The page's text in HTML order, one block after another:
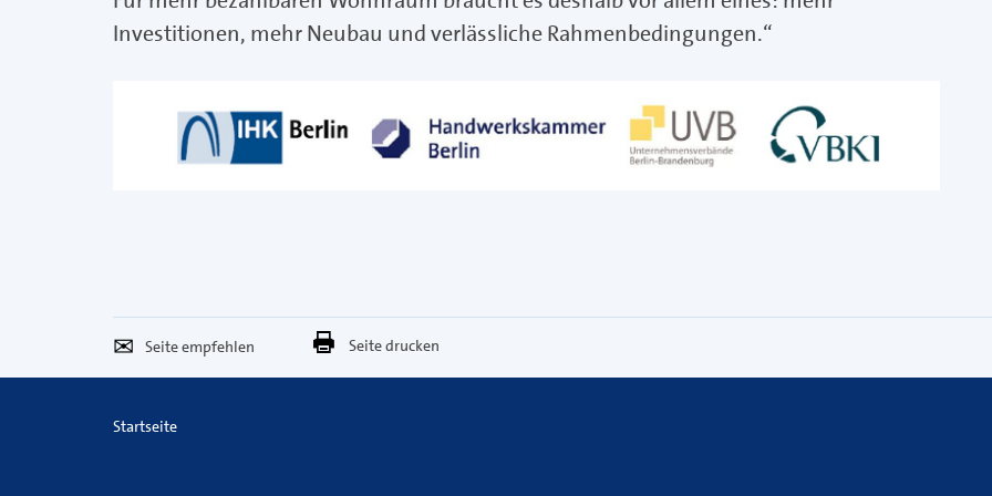
Investitionen, mehr Neubau und verlässliche Rahmenbedingungen.“
Seite
empfehlen
Per
E-
Mail
Seite drucken
Startseite